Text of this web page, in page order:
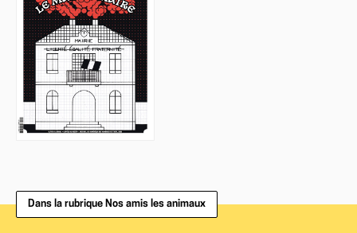
Dans la rubrique Nos amis les animaux